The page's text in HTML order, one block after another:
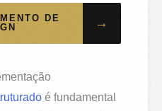
DE
→
é fundamental